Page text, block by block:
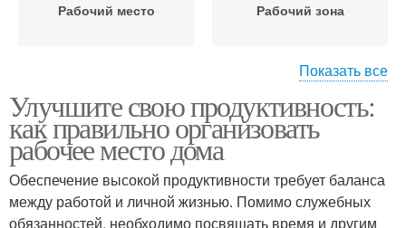
Рабочий место Рабочий зона
Уютный рабочий
освещение
Мебель для рабочего Среда в рабочем
Показать все
Улучшите свою продуктивность:
как правильно организовать
рабочее место дома
Обеспечение высокой продуктивности требует баланса
между работой и личной жизнью. Помимо служебных
обязанностей, необходимо посвящать время и другим